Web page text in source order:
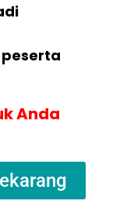
peserta
Anda